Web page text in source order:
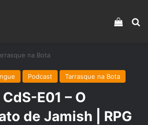
Veja
na Bota
Podcast Tarrasque na Bota
E01 – O
de Jamish | RPG